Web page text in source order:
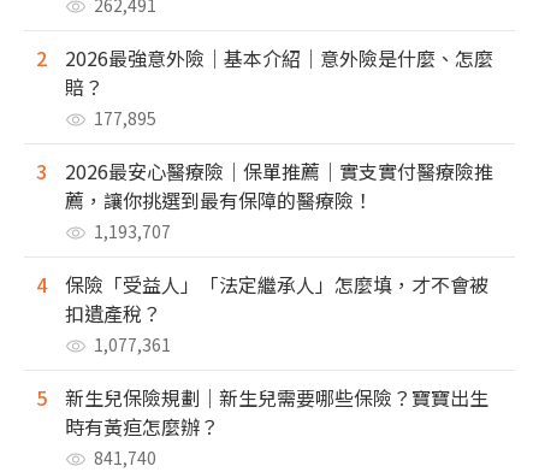
262,491
2
2026最強意外險｜基本介紹｜意外險是什麼、怎麼
賠？
177,895
3
2026最安心醫療險｜保單推薦｜實支實付醫療險推
薦，讓你挑選到最有保障的醫療險！
1,193,707
4
保險「受益人」「法定繼承人」怎麼填，才不會被
扣遺產稅？
1,077,361
5
新生兒保險規劃｜新生兒需要哪些保險？寶寶出生
時有黃疸怎麼辦？
841,740